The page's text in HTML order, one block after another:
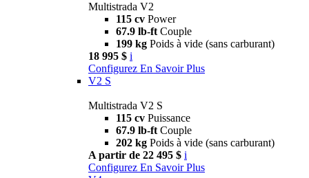
Multistrada V2
115 cv Power
67.9 lb-ft Couple
199 kg Poids à vide (sans carburant)
18 995 $ i
Configurez En Savoir Plus
V2 S
Multistrada V2 S
115 cv Puissance
67.9 lb-ft Couple
202 kg Poids à vide (sans carburant)
A partir de 22 495 $ i
Configurez En Savoir Plus